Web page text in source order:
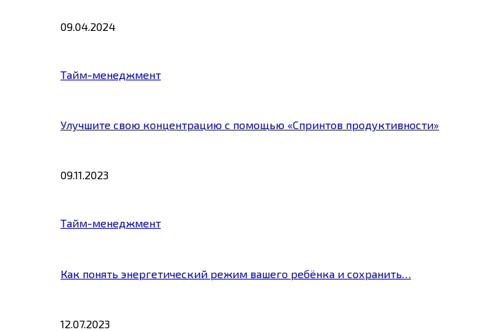
09.04.2024
Тайм-менеджмент
Улучшите свою концентрацию с помощью «Спринтов продуктивности»
09.11.2023
Тайм-менеджмент
Как понять энергетический режим вашего ребёнка и сохранить…
12.07.2023